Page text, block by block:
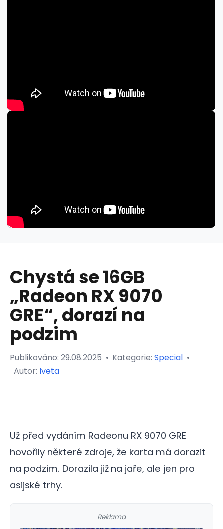
Chystá se 16GB
„Radeon RX 9070
GRE“, dorazí na
podzim
Publikováno: 29.08.2025 • Kategorie: Special •
Autor: Iveta
Už před vydáním Radeonu RX 9070 GRE
hovořily některé zdroje, že karta má dorazit
na podzim. Dorazila již na jaře, ale jen pro
asijské trhy.
Reklama